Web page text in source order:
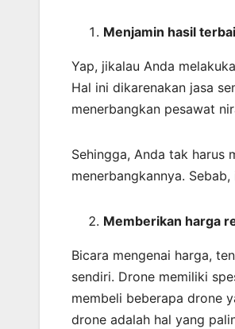
Menjamin hasil
Yap, jikalau Anda
Hal ini dikarenakan jasa
menerbangkan pesawat
Sehingga, Anda tak harus
menerbangkannya.
Memberikan harga
Bicara mengenai harga,
sendiri. Drone memiliki
membeli beberapa drone
drone adalah hal yang